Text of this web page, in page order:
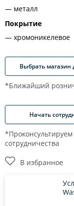
металл
Покрытие
хромоникелевое
Выбрать магазин
*Ближайший
Начать
сотрудничества
В избранное